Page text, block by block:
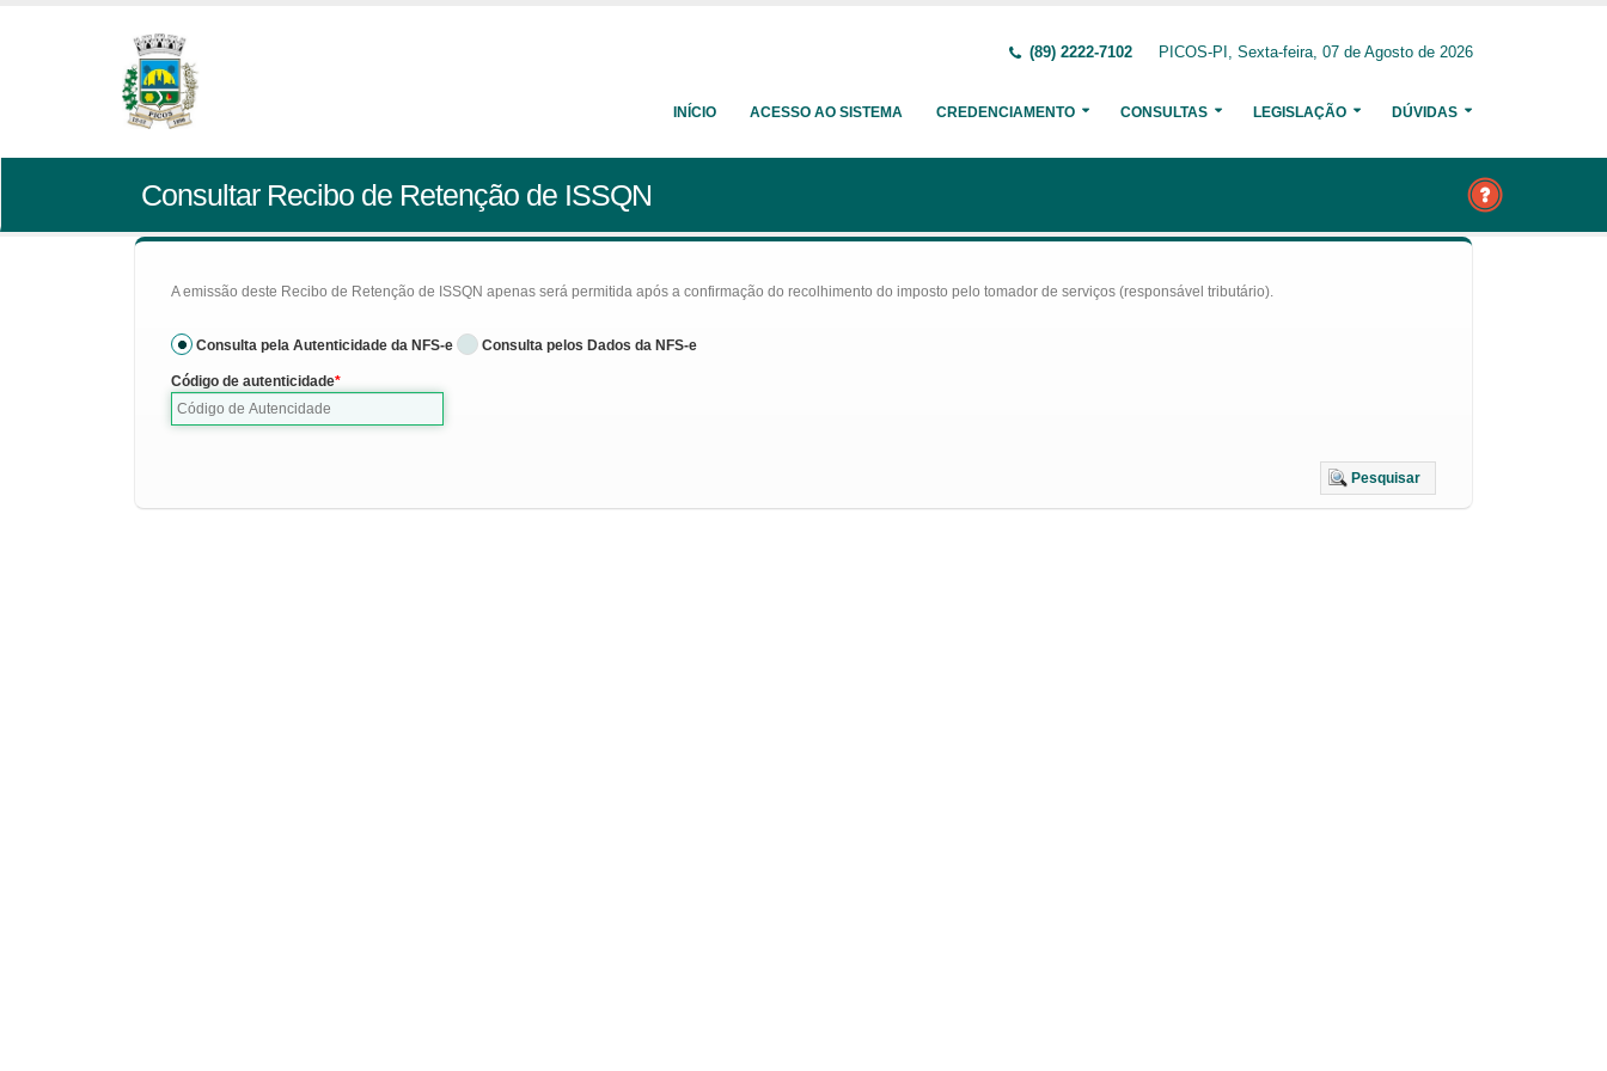
(89) 2222-7102 PICOS-PI, Sexta-feira, 07 de Agosto de 2026
INÍCIO ACESSO AO SISTEMA CREDENCIAMENTO CONSULTAS LEGISLAÇÃO DÚVIDAS
Consultar Recibo de Retenção de ISSQN
A emissão deste Recibo de Retenção de ISSQN apenas será permitida após a confirmação do recolhimento do imposto pelo tomador de serviços (responsável tributário).
Consulta pela Autenticidade da NFS-e Consulta pelos Dados da NFS-e
Código de autenticidade
Pesquisar